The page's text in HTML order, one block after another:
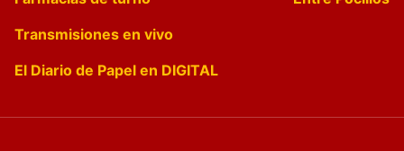
Transmisiones en vivo
El Diario de Papel en DIGITAL